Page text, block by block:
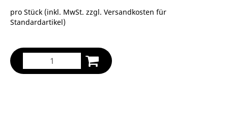
pro Stück (inkl. MwSt. zzgl. Versandkosten für
Standardartikel)